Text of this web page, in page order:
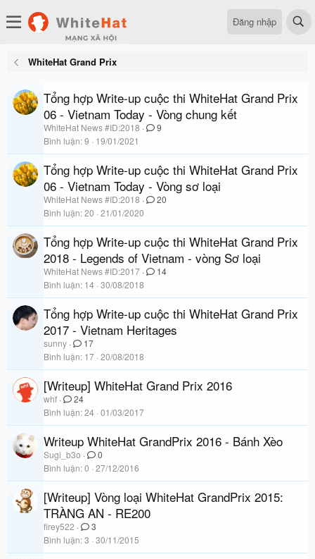
Đăng nhập
WhiteHat Grand Prix
Tổng hợp Write-up cuộc thi WhiteHat Grand Prix
06 - Vietnam Today - Vòng chung kết
WhiteHat News #ID:2018
9
Bình luận 9 19/01/2021
Tổng hợp Write-up cuộc thi WhiteHat Grand Prix
06 - Vietnam Today - Vòng sơ loại
WhiteHat News #ID:2018
20
Bình luận 20 21/01/2020
Tổng hợp Write-up cuộc thi WhiteHat Grand Prix
2018 - Legends of Vietnam - vòng Sơ loại
WhiteHat News #ID:2017
14
Bình luận 14 30/08/2018
Tổng hợp Write-up cuộc thi WhiteHat Grand Prix
2017 - Vietnam Heritages
sunny
17
Bình luận 17 20/08/2018
[Writeup] WhiteHat Grand Prix 2016
whf
24
Bình luận 24 01/03/2017
Writeup WhiteHat GrandPrix 2016 - Bánh Xèo
Sugi_b3o
0
Bình luận 0 27/12/2016
[Writeup] Vòng loại WhiteHat GrandPrix 2015:
TRÀNG AN - RE200
firey522
3
Bình luận 3 30/11/2015